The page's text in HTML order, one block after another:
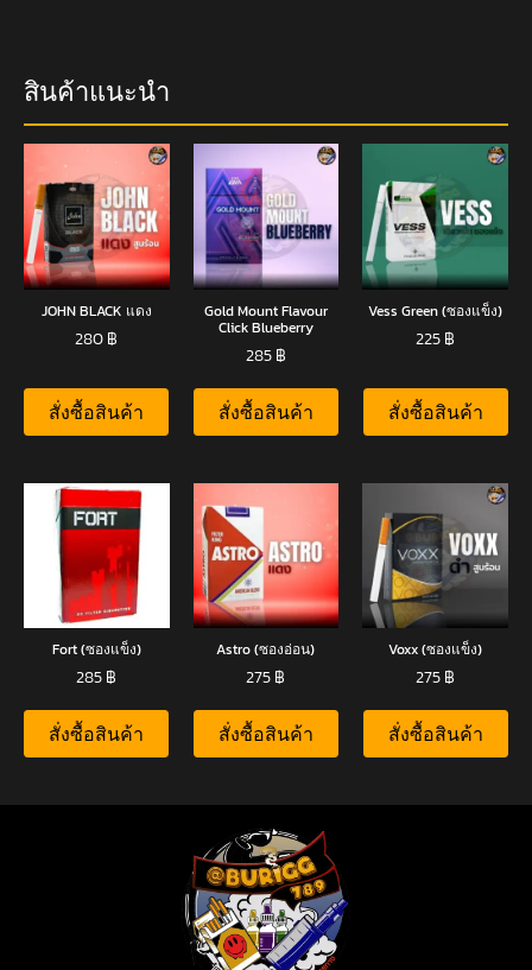
สินค้าแนะนำ
JOHN BLACK แดง
280฿
สั่งซื้อสินค้า
Gold Mount Flavour
Click Blueberry
285฿
สั่งซื้อสินค้า
Vess Green (ซองแข็ง)
225฿
สั่งซื้อสินค้า
Fort (ซองแข็ง)
285฿
สั่งซื้อสินค้า
Astro (ซองอ่อน)
275฿
สั่งซื้อสินค้า
Voxx (ซองแข็ง)
275฿
สั่งซื้อสินค้า